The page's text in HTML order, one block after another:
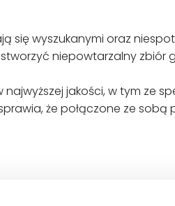
się wyszukanymi oraz
niepowtarzalny zbiór
najwyższej jakości, w tym ze
że połączone ze sobą